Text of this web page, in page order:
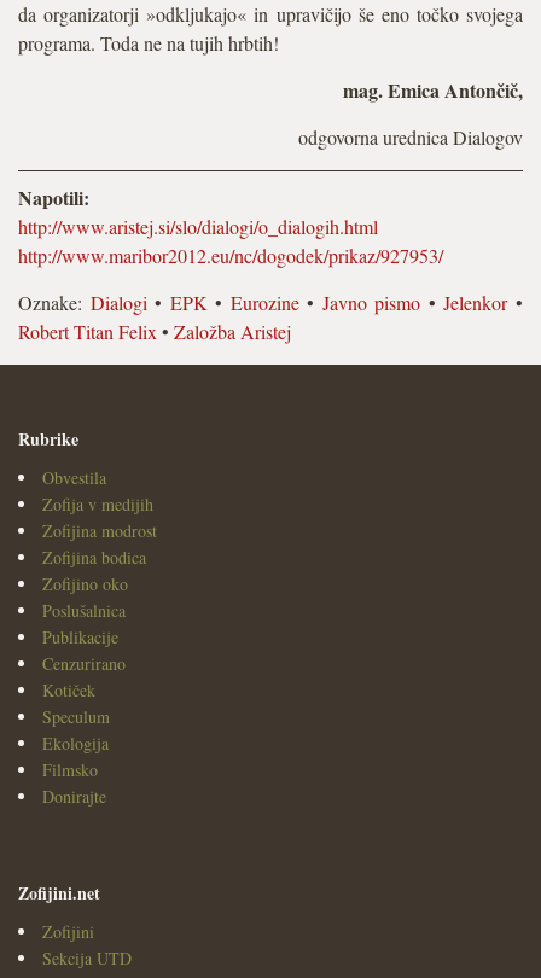
da organizatorji »odkljukajo« in upravičijo še eno točko svojega
programa. Toda ne na tujih hrbtih!
mag. Emica Antončič,
odgovorna urednica Dialogov
Napotili:
http://www.aristej.si/slo/dialogi/o_dialogih.html
http://www.maribor2012.eu/nc/dogodek/prikaz/927953/
Oznake: Dialogi • EPK • Eurozine• Javno pismo •Jelenkor•
Robert Titan Felix • Založba Aristej
Rubrike
Obvestila
Zofija v medijih
Zofijina modrost
Zofijina bodica
Zofijino oko
Poslušalnica
Publikacije
Cenzurirano
Kotiček
Speculum
Ekologija
Filmsko
Donirajte
Zofijini.net
Zofijini
Sekcija UTD